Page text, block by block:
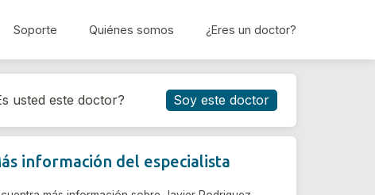
Soporte Quiénes somos ¿Eres un doctor?
Reservar cita
usted este doctor? Soy este doctor
información del especialista